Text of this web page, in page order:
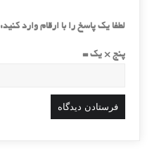
لطفا یک پاسخ را با ارقام وارد کنید:
پنج × یک =